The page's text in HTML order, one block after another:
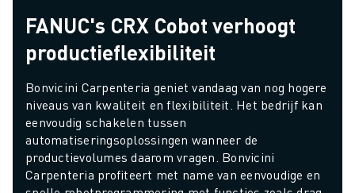
FANUC's CRX Cobot verhoogt
productieflexibiliteit
Bonvicini Carpenteria geniet vandaag van nog hogere
niveaus van kwaliteit en flexibiliteit. Het bedrijf kan
eenvoudig schakelen tussen
automatiseringsoplossingen wanneer de
productievolumes daarom vragen. Bonvicini
Carpenteria profiteert met name van eenvoudige en